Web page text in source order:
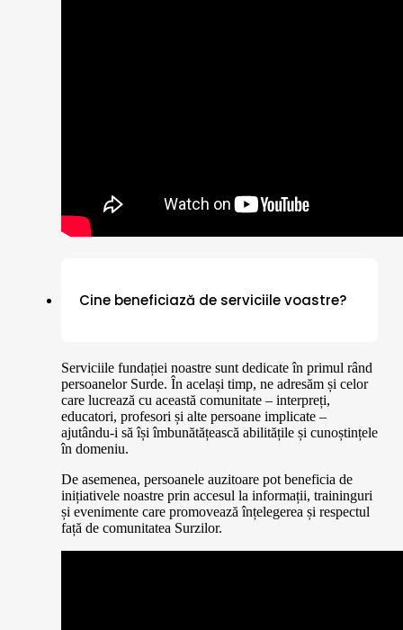
Cine beneficiază de serviciile voastre?
Serviciile fundației noastre sunt dedicate în primul rând
persoanelor Surde. În același timp, ne adresăm și celor
care lucrează cu această comunitate – interpreți,
educatori, profesori și alte persoane implicate –
ajutându-i să își îmbunătățească abilitățile și cunoștințele
în domeniu.
De asemenea, persoanele auzitoare pot beneficia de
inițiativele noastre prin accesul la informații, traininguri
și evenimente care promovează înțelegerea și respectul
față de comunitatea Surzilor.